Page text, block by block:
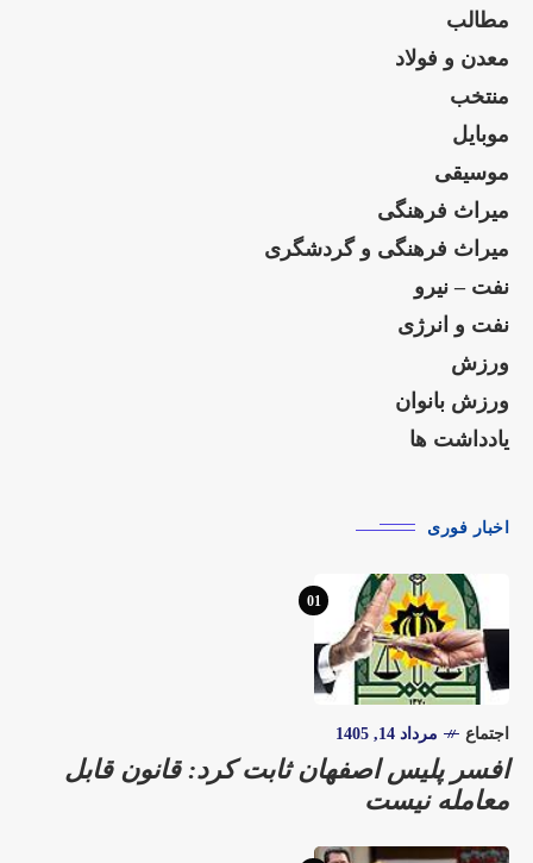
مطالب
معدن و فولاد
منتخب
موبایل
موسیقی
میراث فرهنگی
میراث فرهنگی و گردشگری
نفت – نیرو
نفت و انرژی
ورزش
ورزش بانوان
یادداشت ها
اخبار فوری
01
اجتماع مرداد 14, 1405
افسر پلیس اصفهان ثابت کرد: قانون قابل
معامله نیست